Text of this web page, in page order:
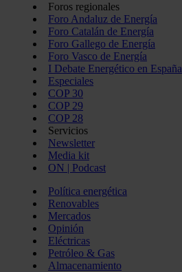
Foros regionales
Foro Andaluz de Energía
Foro Catalán de Energía
Foro Gallego de Energía
Foro Vasco de Energía
I Debate Energético en España
Especiales
COP 30
COP 29
COP 28
Servicios
Newsletter
Media kit
ON | Podcast
Política energética
Renovables
Mercados
Opinión
Eléctricas
Petróleo & Gas
Almacenamiento